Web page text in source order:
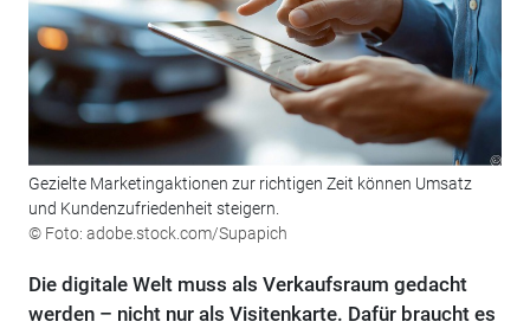
Gezielte Marketingaktionen zur richtigen Zeit können Umsatz
und Kundenzufriedenheit steigern.
© Foto: adobe.stock.com/Supapich
Die digitale Welt muss als Verkaufsraum gedacht
werden – nicht nur als Visitenkarte. Dafür braucht es